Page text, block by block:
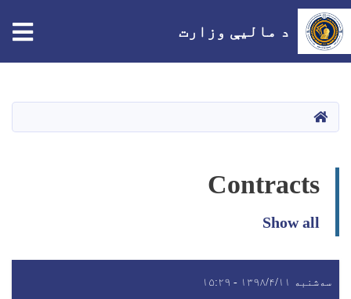
د مالیې وزارت
HOME
Contracts
Show all
سه‌شنبه ۱۳۹۸/۴/۱۱ - ۱۵:۲۹